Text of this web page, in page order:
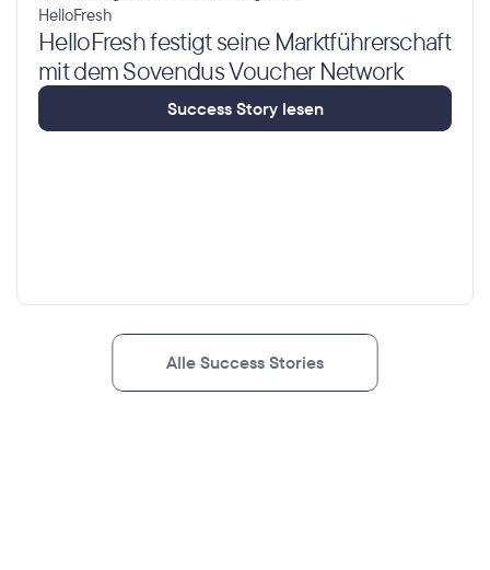
HelloFresh
HelloFresh festigt seine Marktführerschaft
mit dem Sovendus Voucher Network
Success Story lesen
Alle Success Stories